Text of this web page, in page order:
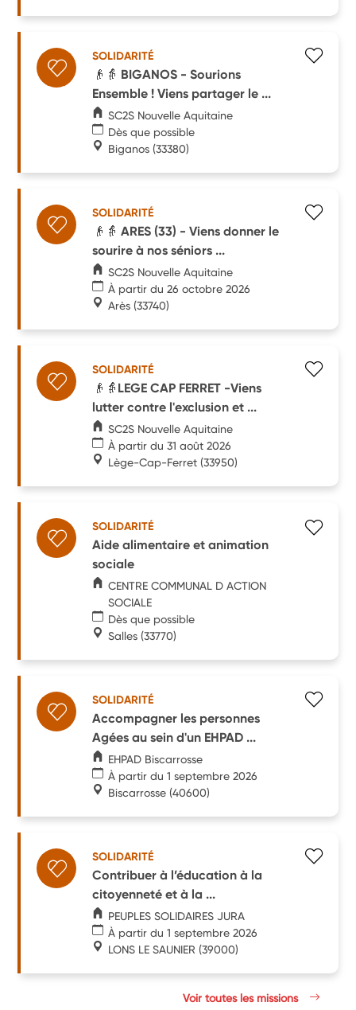
SOLIDARITÉ
👴👵 BIGANOS - Sourions
Ensemble ! Viens partager le ...
SC2S Nouvelle Aquitaine
Dès que possible
Biganos (33380)
SOLIDARITÉ
👴👵 ARES (33) - Viens donner le
sourire à nos séniors ...
SC2S Nouvelle Aquitaine
À partir du 26 octobre 2026
Arès (33740)
SOLIDARITÉ
👴👵LEGE CAP FERRET -Viens
lutter contre l'exclusion et ...
SC2S Nouvelle Aquitaine
À partir du 31 août 2026
Lège-Cap-Ferret (33950)
SOLIDARITÉ
Aide alimentaire et animation
sociale
CENTRE COMMUNAL D ACTION
SOCIALE
Dès que possible
Salles (33770)
SOLIDARITÉ
Accompagner les personnes
Agées au sein d'un EHPAD ...
EHPAD Biscarrosse
À partir du 1 septembre 2026
Biscarrosse (40600)
SOLIDARITÉ
Contribuer à l’éducation à la
citoyenneté et à la ...
PEUPLES SOLIDAIRES JURA
À partir du 1 septembre 2026
LONS LE SAUNIER (39000)
Voir toutes les missions